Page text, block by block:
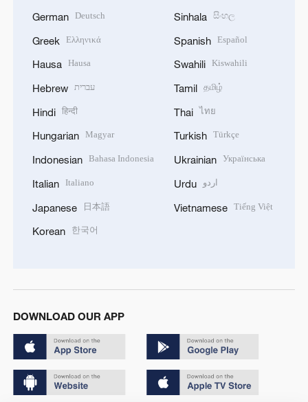
German Deutsch
Greek Ελληνικά
Hausa Hausa
Hebrew עברית
Hindi हिन्दी
Hungarian Magyar
Indonesian Bahasa Indonesia
Italian Italiano
Japanese 日本語
Korean 한국어
Sinhala සිංහල
Spanish Español
Swahili Kiswahili
Tamil தமிழ்
Thai ไทย
Turkish Türkçe
Ukrainian Українська
Urdu اردو
Vietnamese Tiếng Việt
DOWNLOAD OUR APP